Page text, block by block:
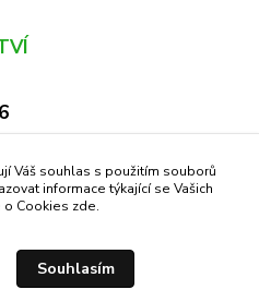
Váš souhlas s použitím souborů
informace týkající se Vašich
o Cookies zde.
Souhlasím